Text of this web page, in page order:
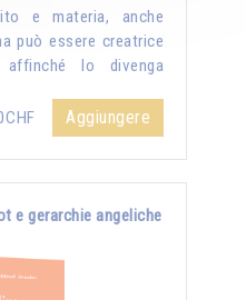
e materia, anche
può essere creatrice
lo divenga
Aggiungere
e gerarchie angeliche